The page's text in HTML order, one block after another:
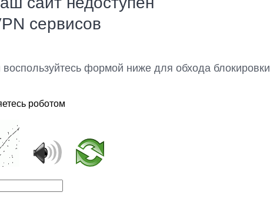
сервисов
формой ниже для обхода блокировки
роботом